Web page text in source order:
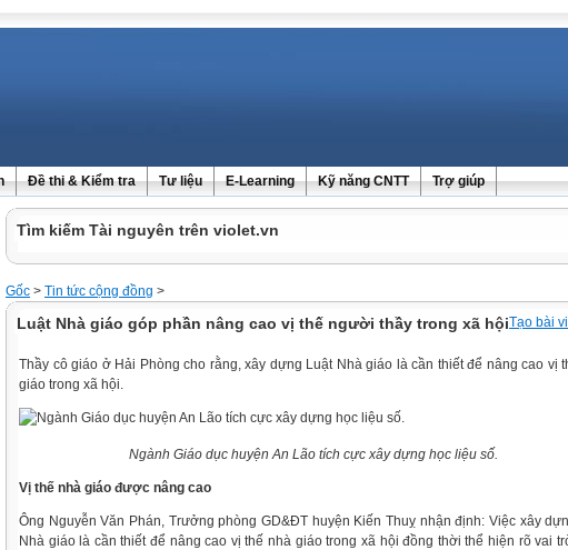
Đề thi & Kiểm tra Tư liệu E-Learning Kỹ năng CNTT Trợ giúp
Tìm kiếm Tài nguyên trên violet.vn
Gốc > Tin tức cộng đồng >
Tạo bài
Luật Nhà giáo góp phần nâng cao vị thế người thầy trong xã hội
Thầy cô giáo ở Hải Phòng cho rằng, xây dựng Luật Nhà giáo là cần thiết để nâng cao vị
giáo trong xã hội.
Ngành Giáo dục huyện An Lão tích cực xây dựng học liệu số.
Vị thế nhà giáo được nâng cao
Ông Nguyễn Văn Phán, Trưởng phòng GD&ĐT huyện Kiến Thuỵ nhận định: Việc xây
Nhà giáo là cần thiết để nâng cao vị thế nhà giáo trong xã hội đồng thời thể hiện rõ vai